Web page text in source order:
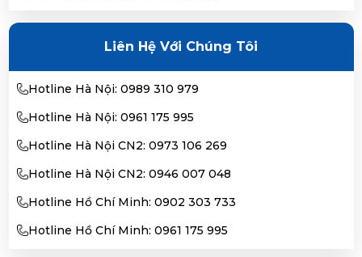
Liên Hệ Với Chúng Tôi
Hotline Hà Nội: 0989 310 979
Hotline Hà Nội: 0961 175 995
Hotline Hà Nội CN2: 0973 106 269
Hotline Hà Nội CN2: 0946 007 048
Hotline Hồ Chí Minh: 0902 303 733
Hotline Hồ Chí Minh: 0961 175 995